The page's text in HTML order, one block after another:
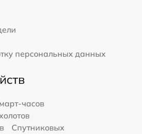
персональных данных
часов
Спутниковых